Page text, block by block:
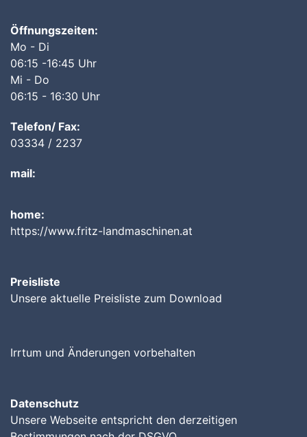
Öffnungszeiten:
Mo - Di
06:15 -16:45 Uhr
Mi - Do
06:15 - 16:30 Uhr
Telefon/ Fax:
03334 / 2237
mail:
home:
https://www.fritz-landmaschinen.at
Preisliste
Unsere aktuelle Preisliste zum Download
Irrtum und Änderungen vorbehalten
Datenschutz
Unsere Webseite entspricht den derzeitigen